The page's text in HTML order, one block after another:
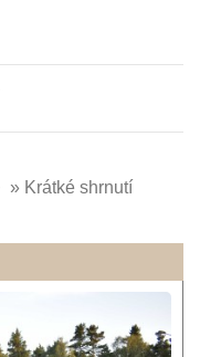
» Krátké shrnutí